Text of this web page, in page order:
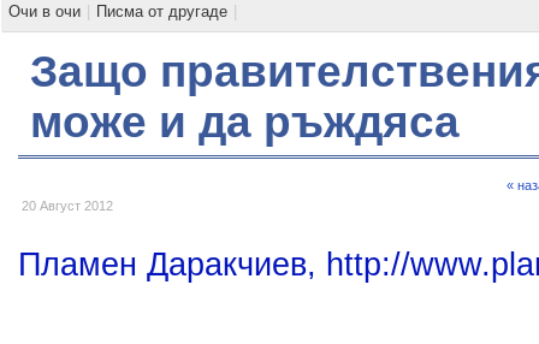
Очи в очи
Писма от другаде
Защо
може и да ръждяса
20 Август 2012
«
Пламен Даракчиев, http://